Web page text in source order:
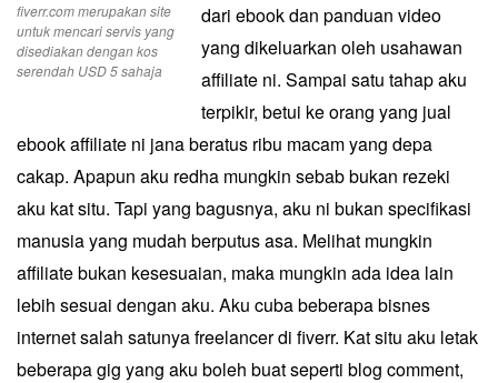
fiverr.com merupakan site
untuk mencari servis yang
disediakan dengan kos
serendah USD 5 sahaja
dari ebook dan panduan video
yang dikeluarkan oleh usahawan
affiliate ni. Sampai satu tahap aku
terpikir, betui ke orang yang jual
ebook affiliate ni jana beratus ribu macam yang depa
cakap. Apapun aku redha mungkin sebab bukan rezeki
aku kat situ. Tapi yang bagusnya, aku ni bukan specifikasi
manusia yang mudah berputus asa. Melihat mungkin
affiliate bukan kesesuaian, maka mungkin ada idea lain
lebih sesuai dengan aku. Aku cuba beberapa bisnes
internet salah satunya freelancer di fiverr. Kat situ aku letak
beberapa gig yang aku boleh buat seperti blog comment,